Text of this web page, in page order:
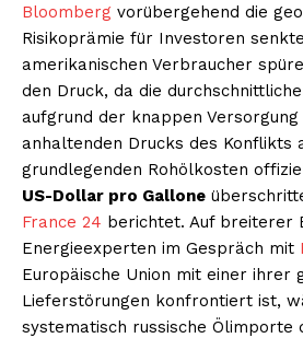
Bloomberg vorübergehend die
Risikoprämie für Investoren
amerikanischen Verbraucher
den Druck, da die
aufgrund der knappen Versorgung
anhaltenden Drucks des Konflikts
grundlegenden Rohölkosten
US-Dollar pro Gallone
France 24 berichtet. Auf breiterer
Energieexperten im Gespräch mit
Europäische Union mit einer ihrer
Lieferstörungen konfrontiert ist,
systematisch russische Ölimporte